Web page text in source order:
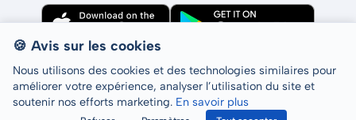
Tous droits réservés © LCP GmbH 2026
🍪 Avis sur les cookies
Nous utilisons des cookies et des technologies similaires pour
améliorer votre expérience, analyser l’utilisation du site et
soutenir nos efforts marketing. En savoir plus